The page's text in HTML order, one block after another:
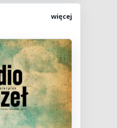
więcej